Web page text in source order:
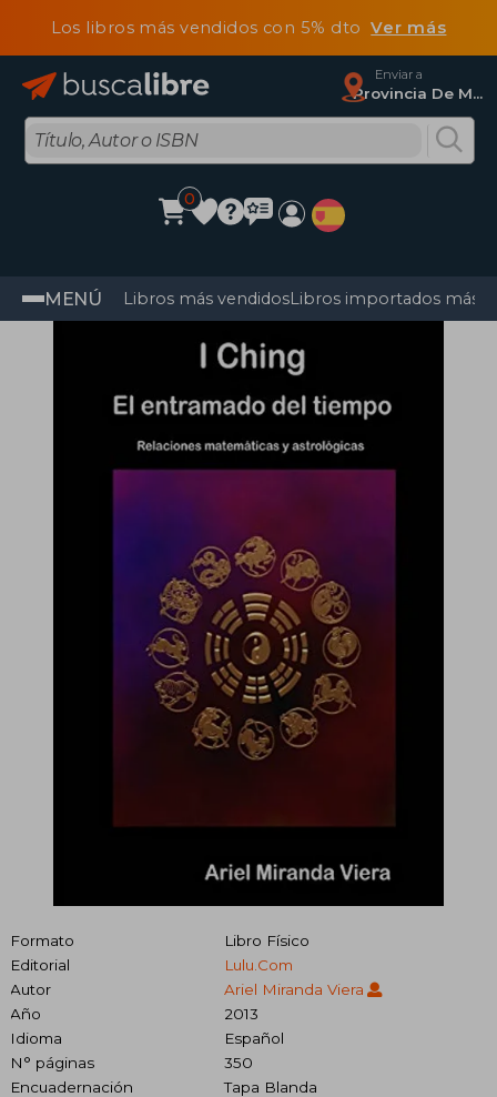
Los libros más vendidos con 5% dtoVer más
Enviar a
Provincia De Madrid
0
MENÚ Libros más vendidosLibros importados más
Formato
Libro Físico
Editorial
Lulu.Com
Autor
Ariel Miranda Viera
Año
2013
Idioma
Español
N° páginas
350
Encuadernación
Tapa Blanda